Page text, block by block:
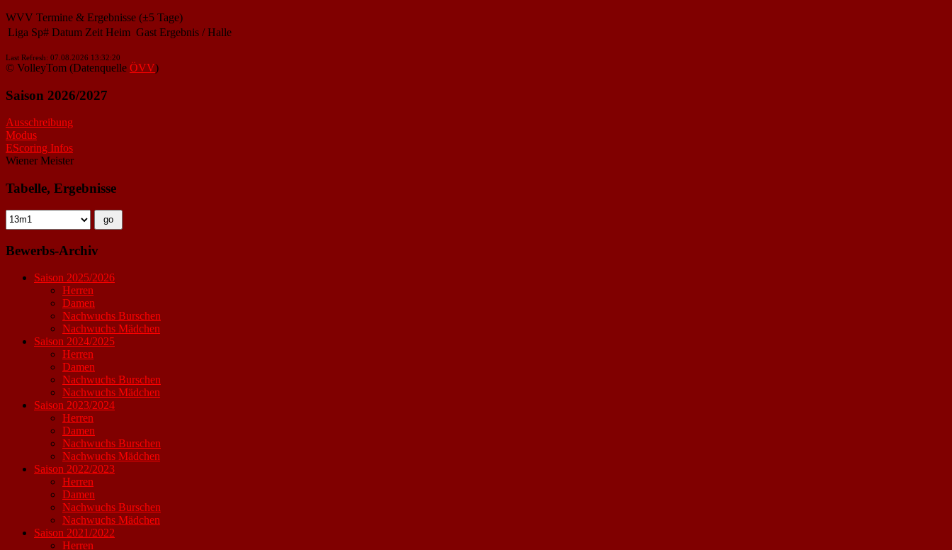
WVV Termine & Ergebnisse (±5 Tage)
Liga Sp# Datum Zeit Heim Gast Ergebnis / Halle
Last Refresh: 07.08.2026 13:32:20
© VolleyTom (Datenquelle ÖVV)
Saison 2026/2027
Ausschreibung
Modus
EScoring Infos
Wiener Meister
Tabelle, Ergebnisse
Bewerbs-Archiv
Saison 2025/2026
Herren
Damen
Nachwuchs Burschen
Nachwuchs Mädchen
Saison 2024/2025
Herren
Damen
Nachwuchs Burschen
Nachwuchs Mädchen
Saison 2023/2024
Herren
Damen
Nachwuchs Burschen
Nachwuchs Mädchen
Saison 2022/2023
Herren
Damen
Nachwuchs Burschen
Nachwuchs Mädchen
Saison 2021/2022
Herren